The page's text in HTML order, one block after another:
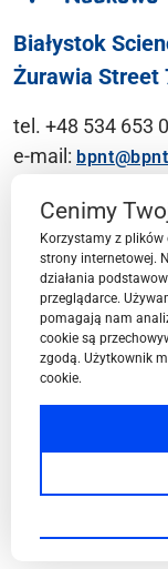
Białystok
Żurawia Street
tel. +48 534 653
e-mail:
Contact
BPN-T Area
BPN-T Offer
Cenimy
Korzystamy z
strony internetowej.
działania
przeglądarce.
pomagają nam
cookie są
zgodą. Użytkownik
cookie.